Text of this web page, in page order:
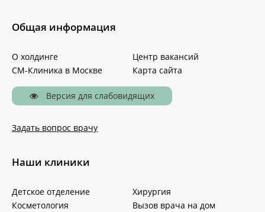
Общая информация
О холдинге
Центр вакансий
СМ-Клиника в Москве
Карта сайта
Версия для слабовидящих
Задать вопрос врачу
Наши клиники
Детское отделение
Хирургия
Косметология
Вызов врача на дом